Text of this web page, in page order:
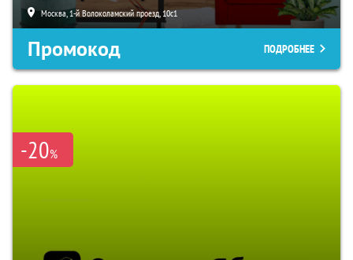
Москва, 1-й Волоколамский проезд, 10с1
Промокод ПОДРОБНЕЕ
-20%